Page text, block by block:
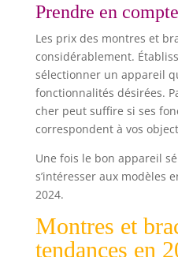
Prendre en
Les prix des montres et
considérablement.
sélectionner un appareil
fonctionnalités désirées.
cher peut suffire si ses
correspondent à vos
Une fois le bon appareil
s’intéresser aux modèles
2024.
Montres et
tendances en